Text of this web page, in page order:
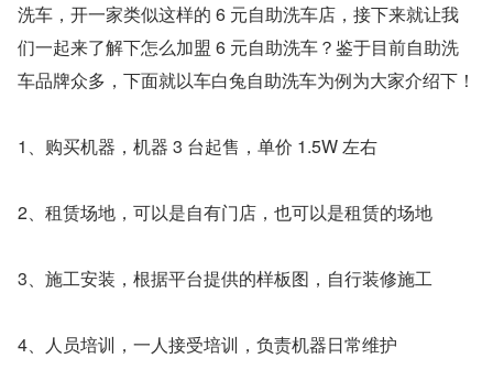
洗车，开一家类似这样的 6 元自助洗车店，接下来就让我
们一起来了解下怎么加盟 6 元自助洗车？鉴于目前自助洗
车品牌众多，下面就以车白兔自助洗车为例为大家介绍下！
1、购买机器，机器 3 台起售，单价 1.5W 左右
2、租赁场地，可以是自有门店，也可以是租赁的场地
3、施工安装，根据平台提供的样板图，自行装修施工
4、人员培训，一人接受培训，负责机器日常维护